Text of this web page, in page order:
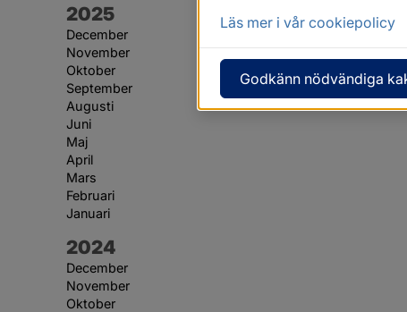
År:
2025
December
November
Oktober
September
Augusti
Juni
Maj
April
Mars
Februari
Januari
År:
2024
December
November
Oktober
Läs mer i vår cookiepolicy
Godkänn nödvändiga